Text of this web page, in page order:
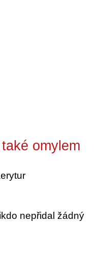
omylem
nepřidal žádný